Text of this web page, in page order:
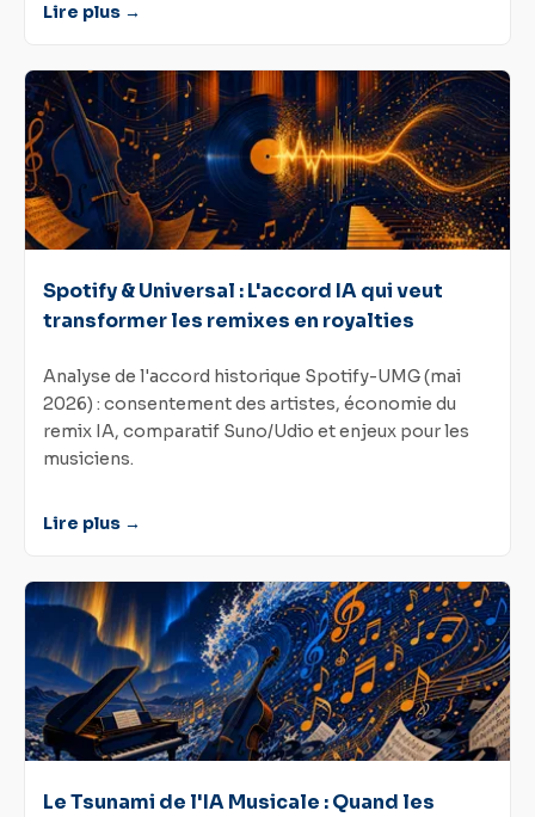
Lire plus →
Spotify & Universal : L'accord IA qui veut
transformer les remixes en royalties
Analyse de l'accord historique Spotify-UMG (mai
2026) : consentement des artistes, économie du
remix IA, comparatif Suno/Udio et enjeux pour les
musiciens.
Lire plus →
Le Tsunami de l'IA Musicale : Quand les